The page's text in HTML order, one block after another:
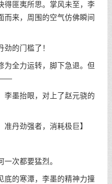
匪夷所思。掌风未至，李
而来，周围的空气仿佛瞬间
的门槛了！
全力运转，脚下急退。但
——
墨抬眼，对上了赵元骁的
劲强者，消耗极巨】
次都要猛烈。
的寒潭，李墨的精神力撞